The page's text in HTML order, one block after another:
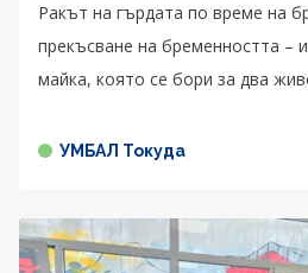
Ракът на гърдата по време на
прекъсване на бременността –
майка, която се бори за два
УМБАЛ Токуда